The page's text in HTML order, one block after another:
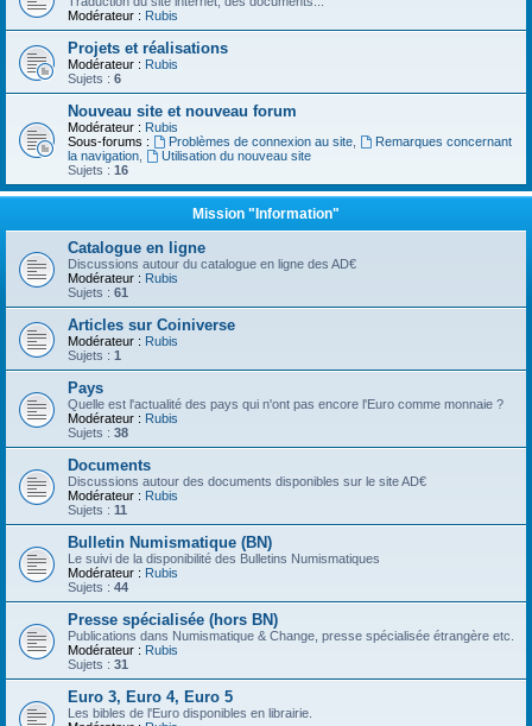
Modérateur : Rubis
Projets et réalisations
Modérateur : Rubis
Sujets : 6
Nouveau site et nouveau forum
Modérateur : Rubis
Sous-forums :
Problèmes de connexion au site,
Remarques concernant
la navigation
Utilisation du nouveau site
Sujets : 16
Mission "Information"
Catalogue en ligne
Discussions autour du catalogue en ligne des AD€
Modérateur : Rubis
Sujets : 61
Articles sur Coiniverse
Modérateur : Rubis
Sujets : 1
Pays
Quelle est l'actualité des pays qui n'ont pas encore l'Euro comme monnaie ?
Modérateur : Rubis
Sujets : 38
Documents
Discussions autour des documents disponibles sur le site AD€
Modérateur : Rubis
Sujets : 11
Bulletin Numismatique (BN)
Le suivi de la disponibilité des Bulletins Numismatiques
Modérateur : Rubis
Sujets : 44
Presse spécialisée (hors BN)
Publications dans Numismatique & Change, presse spécialisée étrangère etc.
Modérateur : Rubis
Sujets : 31
Euro 3, Euro 4, Euro 5
Les bibles de l'Euro disponibles en librairie.